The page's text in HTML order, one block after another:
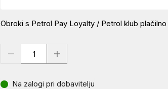
Obroki s Petrol Pay Loyalty / Petrol klub
Na zalogi pri dobavitelju